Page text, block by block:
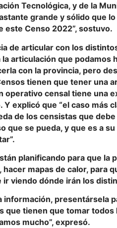
Tecnológica, y de la
grande y sólido que
este Censo 2022”, sostuvo.
de articular con los
la articulación que
con la provincia, pero
tienen que tener una
operativo censal tiene una
explicó que “el caso más
de los censistas que
que se pueda, y que es a
planificando para que la
hacer mapas de calor, para
viendo dónde irán los
información, presentársela
que tienen que tomar todos
mucho”, expresó.